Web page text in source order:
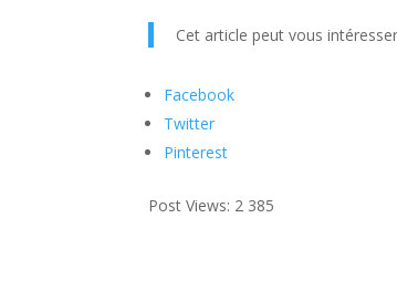
Cet article peut vous
Facebook
Twitter
Pinterest
Post Views: 2 385